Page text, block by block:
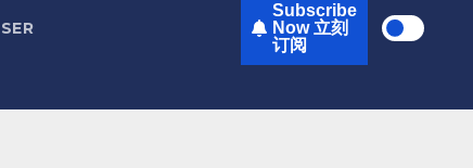
Subscribe
Now 立刻
订阅